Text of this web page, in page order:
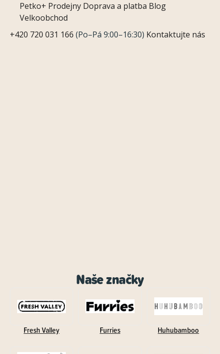
Petko+ Prodejny Doprava a platba Blog
Velkoobchod
+420 720 031 166 (Po–Pá 9:00–16:30) Kontaktujte nás
Naše značky
Fresh Valley Furries Huhubamboo